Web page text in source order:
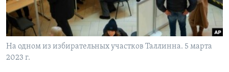
Learning English
СОЦИАЛЬНЫЕ СЕТИ
На одном из избирательных участков Таллинна. 5 марта
2023 г.